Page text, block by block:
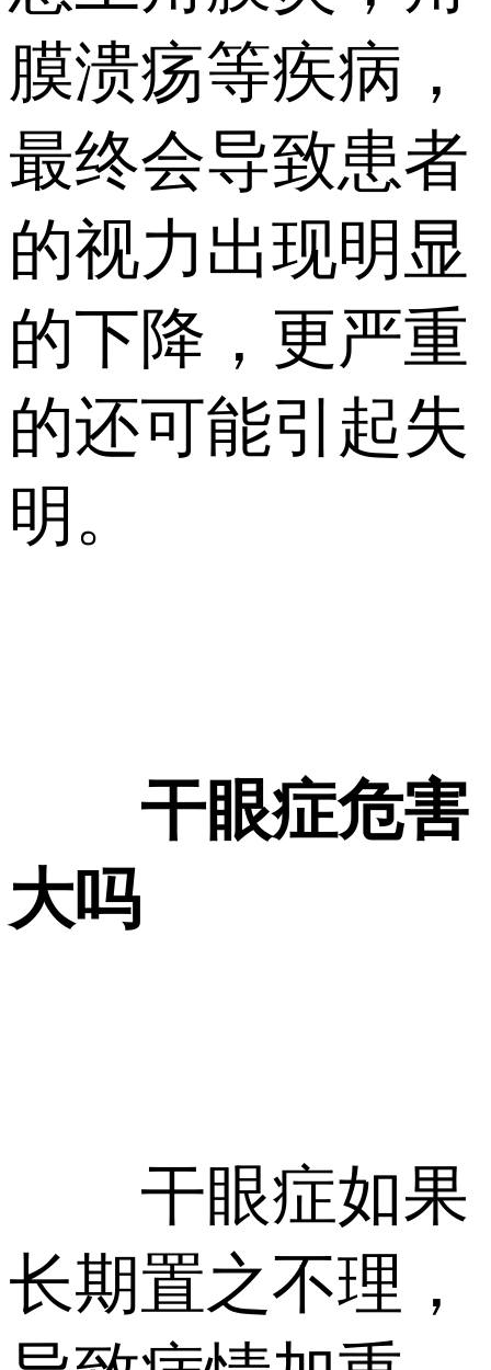
膜溃疡等疾病，
最终会导致患者
的视力出现明显
的下降，更严重
的还可能引起失
明。
干眼症危害
大吗
干眼症如果
长期置之不理，